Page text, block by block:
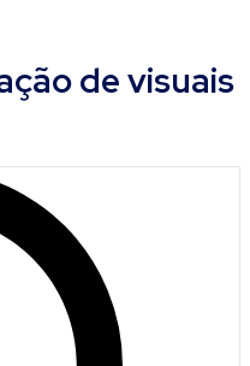
de visuais